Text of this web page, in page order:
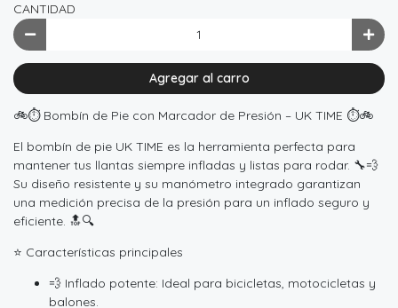
CANTIDAD
Agregar al carro
🚲⏱️ Bombín de Pie con Marcador de Presión – UK TIME ⏱️🚲
El bombín de pie UK TIME es la herramienta perfecta para
mantener tus llantas siempre infladas y listas para rodar. 🔧💨
Su diseño resistente y su manómetro integrado garantizan
una medición precisa de la presión para un inflado seguro y
eficiente. 🔝🔍
⭐ Características principales
💨 Inflado potente: Ideal para bicicletas, motocicletas y
balones.